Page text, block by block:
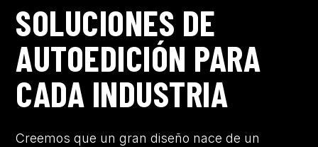
SOLUCIONES DE
AUTOEDICIÓN PARA
CADA INDUSTRIA
Creemos que un gran diseño nace de un